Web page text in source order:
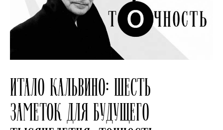
ИТАЛО КАЛЬВИНО: ШЕСТЬ
ЗАМЕТОК ДЛЯ БУДУЩЕГО